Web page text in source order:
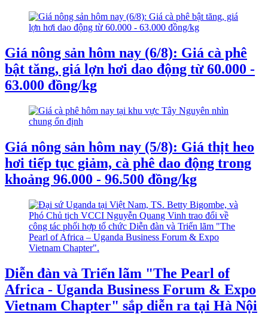
Giá nông sản hôm nay (6/8): Giá cà phê
bật tăng, giá lợn hơi dao động từ 60.000 -
63.000 đồng/kg
Giá nông sản hôm nay (5/8): Giá thịt heo
hơi tiếp tục giảm, cà phê dao động trong
khoảng 96.000 - 96.500 đồng/kg
Diễn đàn và Triển lãm "The Pearl of
Africa - Uganda Business Forum & Expo
Vietnam Chapter" sắp diễn ra tại Hà Nội